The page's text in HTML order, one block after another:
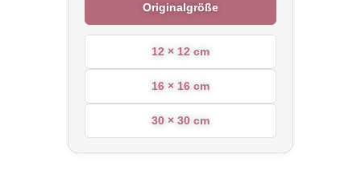
Originalgröße
12 × 12 cm
16 × 16 cm
30 × 30 cm